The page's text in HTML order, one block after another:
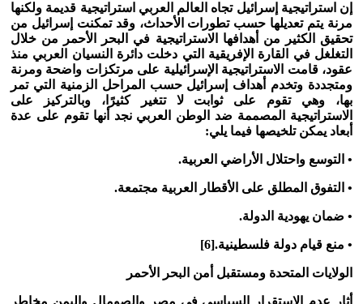
إن استراتيجية إسرائيل تجاه العالم العربي استراتيجية قديمة ولكنها
مرنة يتم تعديلها حسب تطورات الأحداث، وقد تمكنت إسرائيل من
تحقيق الكثير من أهدافها الاستراتيجية في البحر الأحمر من خلال
التغلغل في القارة الإفريقية التي دخلت دائرة النسيان العربي منذ
عقود، قامت الاستراتيجية الإسرائيلية على مرتكزات واضحة ومرنة
ومتجددة وتخدم أهداف إسرائيل حسب المراحل الزمنية التي تمر
بها، وهي تقوم على ثوابت لا تتغير كثيرًا، وبالتركيز على
الاستراتيجية المصممة ضد الوطن العربي نجد أنها تقوم على عدة
أبعاد يمكن تلخيصها فيما يلي:
• التوسع واحتلال الأراضي العربية.
• التفوق المطلق على الأقطار العربية مجتمعة.
• ضمان يهودية الدولة.
• منع قيام دولة فلسطينية.[6]
الولايات المتحدة ومستقبل أمن البحر الأحمر